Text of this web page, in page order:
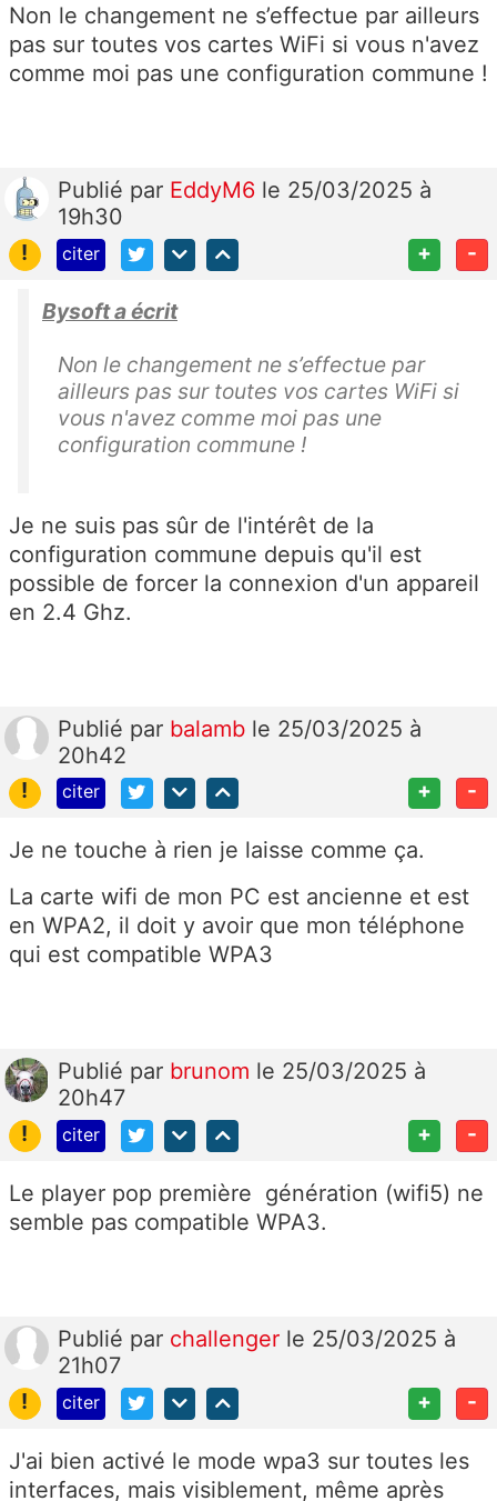
Non le changement ne s’effectue par ailleurs
pas sur toutes vos cartes WiFi si vous n'avez
comme moi pas une configuration commune !
Publié par EddyM6 le 25/03/2025 à
19h30
!
citer + -
Bysoft a écrit
Non le changement ne s’effectue par
ailleurs pas sur toutes vos cartes WiFi si
vous n'avez comme moi pas une
configuration commune !
Je ne suis pas sûr de l'intérêt de la
configuration commune depuis qu'il est
possible de forcer la connexion d'un appareil
en 2.4 Ghz.
Publié par balamb le 25/03/2025 à
20h42
!
citer + -
Je ne touche à rien je laisse comme ça.
La carte wifi de mon PC est ancienne et est
en WPA2, il doit y avoir que mon téléphone
qui est compatible WPA3
Publié par brunom le 25/03/2025 à
20h47
!
citer + -
Le player pop première génération (wifi5) ne
semble pas compatible WPA3.
Publié par challenger le 25/03/2025 à
21h07
!
citer + -
J'ai bien activé le mode wpa3 sur toutes les
interfaces, mais visiblement, même après